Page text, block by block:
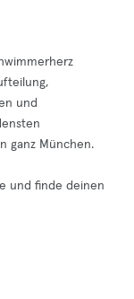
und
ganz München.
und finde deinen